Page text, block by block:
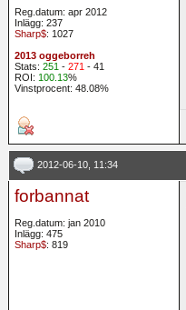
Reg.datum: apr 2012
Inlägg: 237
Sharp$: 1027
2013 oggeborreh
Stats: 251 - 271 - 41
ROI: 100.13%
Vinstprocent: 48.08%
2012-06-10, 11:34
forbannat
Reg.datum: jan 2010
Inlägg: 475
Sharp$: 819